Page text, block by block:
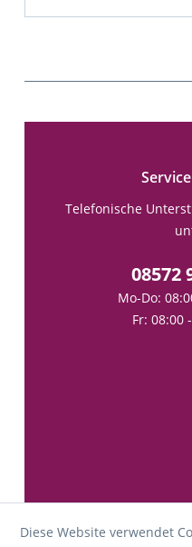
Telefonische
08572
Mo-Do:
Fr: 08:00
Diese Website verwendet